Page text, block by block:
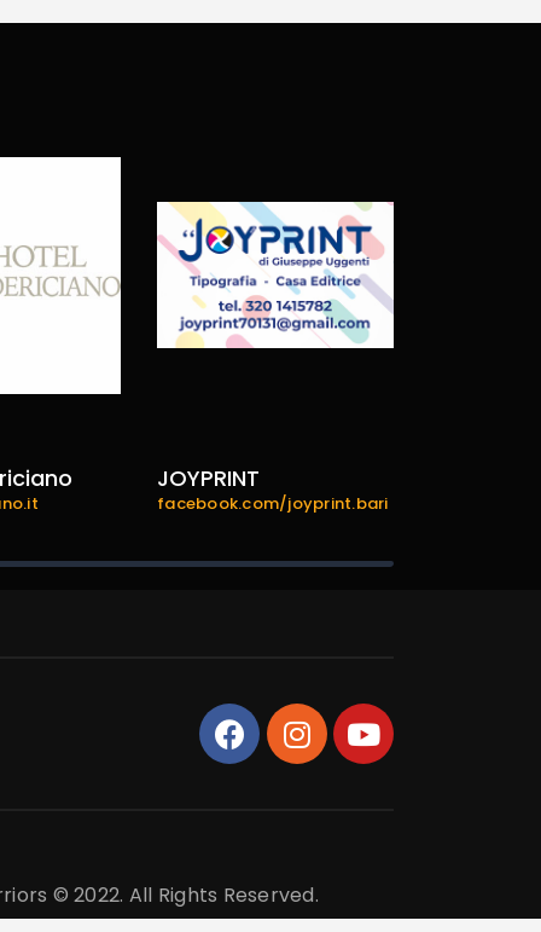
JOYPRINT
facebook.com/joyprint.bari
© 2022. All Rights Reserved.